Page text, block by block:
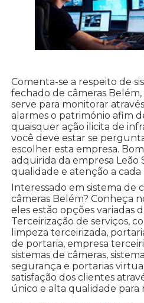
Comenta-se a respeito de
fechado de câmeras
serve para monitorar
alarmes o património afim
quaisquer ação ilicita de
você deve estar se
escolher esta empresa.
adquirida da empresa Leão
qualidade e atenção a cada
Interessado em sistema de
câmeras Belém? Conheça
eles estão opções variadas
Terceirização de serviços,
limpeza terceirizada,
de portaria, empresa
sistemas de câmeras,
segurança e portarias
satisfação dos clientes
único e alta qualidade para